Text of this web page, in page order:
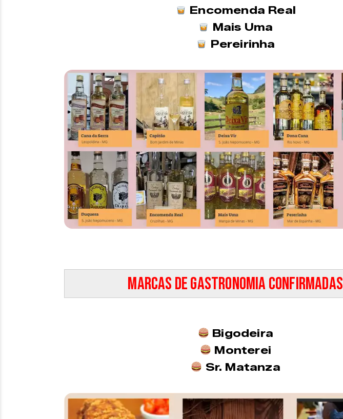
Encomenda Real
Mais Uma
Pereirinha
Marcas de Gastronomia confirmadas
Bigodeira
Monterei
Sr. Matanza